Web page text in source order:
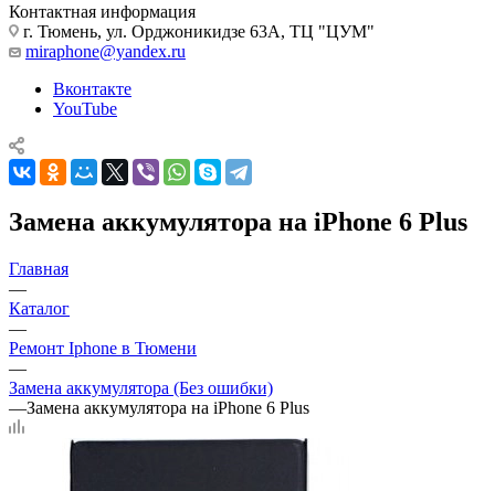
Контактная информация
г. Тюмень, ул. Орджоникидзе 63А, ТЦ "ЦУМ"
miraphone@yandex.ru
Вконтакте
YouTube
Замена аккумулятора на iPhone 6 Plus
Главная
—
Каталог
—
Ремонт Iphone в Тюмени
—
Замена аккумулятора (Без ошибки)
—Замена аккумулятора на iPhone 6 Plus